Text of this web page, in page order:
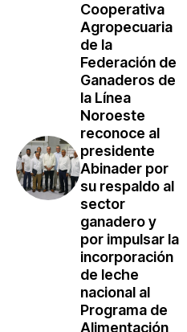
Cooperativa
Agropecuaria
de la
Federación de
Ganaderos de
la Línea
Noroeste
reconoce al
presidente
Abinader por
su respaldo al
sector
ganadero y
por impulsar la
incorporación
de leche
nacional al
Programa de
Alimentación